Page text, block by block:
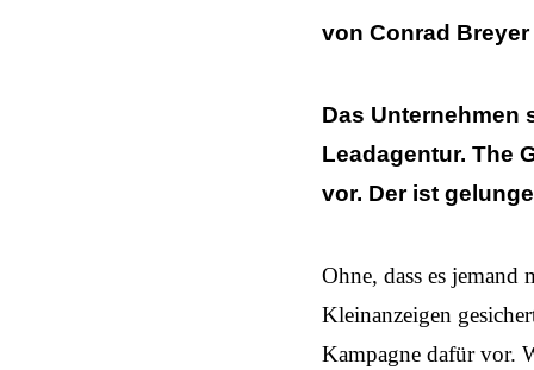
von Conrad Breyer
Das Unternehmen
Leadagentur. The
vor. Der ist
Ohne, dass es
Kleinanzeigen
Kampagne dafür vor.